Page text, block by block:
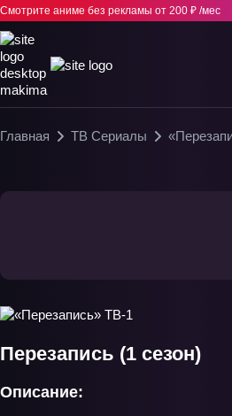
Смотрите аниме без рекламы от 200 ₽ /мес
Главная ТВ Сериалы
Перезапись (1 сезон)
Описание: